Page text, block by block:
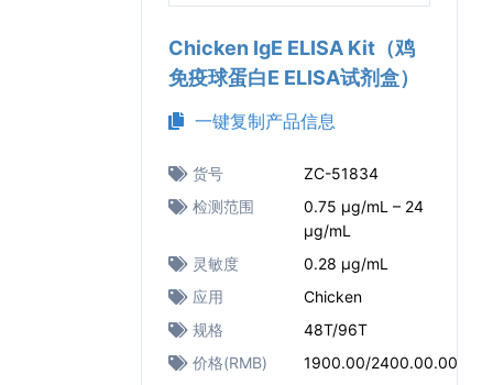
Chicken IgE ELISA Kit（鸡
免疫球蛋白E ELISA试剂盒）
一键复制产品信息
货号
ZC-51834
检测范围
0.75 μg/mL – 24
μg/mL
灵敏度
0.28 μg/mL
应用
Chicken
规格
48T/96T
价格(RMB)
1900.00/2400.00.00